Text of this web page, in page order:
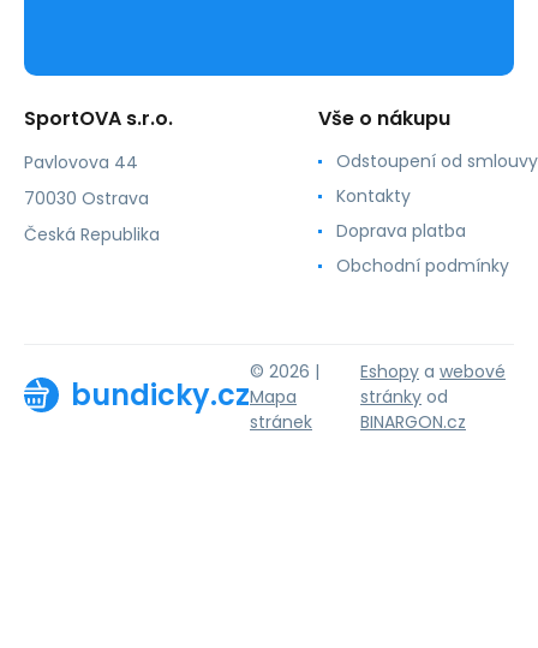
SportOVA s.r.o.
Pavlovova 44
70030 Ostrava
Česká Republika
Vše o nákupu
Odstoupení od smlouvy
Kontakty
Doprava platba
Obchodní podmínky
bundicky.cz
© 2026 |
Mapa
stránek
Eshopy a webové
stránky od
BINARGON.cz